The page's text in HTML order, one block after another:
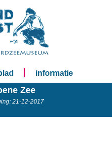
informatie
Zee
21-12-2017